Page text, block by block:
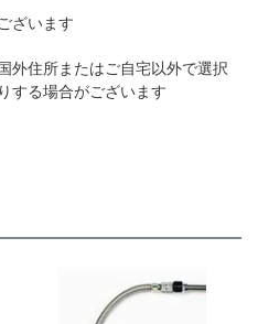
ざいます
外住所またはご自宅以外で選択
する場合がございます